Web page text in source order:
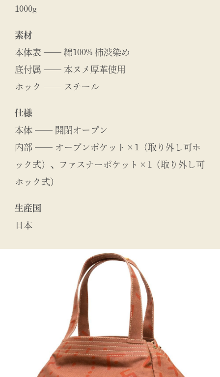
1000g
素材
本体表 ── 綿100% 柿渋染め
底付属 ── 本ヌメ厚革使用
ホック ── スチール
仕様
本体 ── 開閉オープン
内部 ── オープンポケット×1（取り外し可ホ
ック式）、ファスナーポケット×1（取り外し可
ホック式）
生産国
日本